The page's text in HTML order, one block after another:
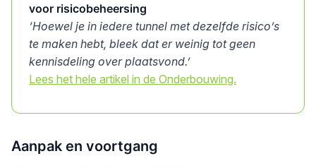
voor risicobeheersing
‘Hoewel je in iedere tunnel met dezelfde risico’s
te maken hebt, bleek dat er weinig tot geen
kennisdeling over plaatsvond.’
Lees het hele artikel in de Onderbouwing.
Aanpak en voortgang